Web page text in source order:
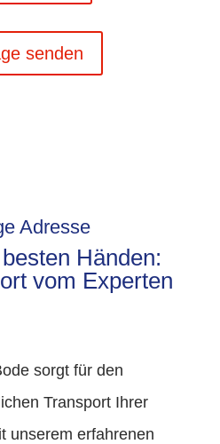
senden
Adresse
Händen:
vom Experten
sorgt für den
Transport Ihrer
unserem erfahrenen